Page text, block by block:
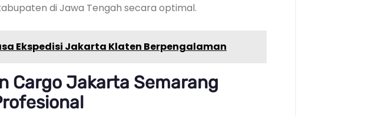
di Jawa Tengah secara optimal.
Ekspedisi Jakarta Klaten Berpengalaman
Cargo Jakarta Semarang